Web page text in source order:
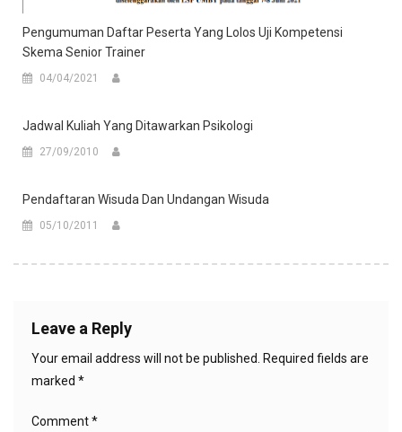
Pengumuman Daftar Peserta Yang Lolos Uji Kompetensi
Skema Senior Trainer
04/04/2021
Jadwal Kuliah Yang Ditawarkan Psikologi
27/09/2010
Pendaftaran Wisuda Dan Undangan Wisuda
05/10/2011
Leave a Reply
Your email address will not be published.
Required fields are
marked *
Comment*